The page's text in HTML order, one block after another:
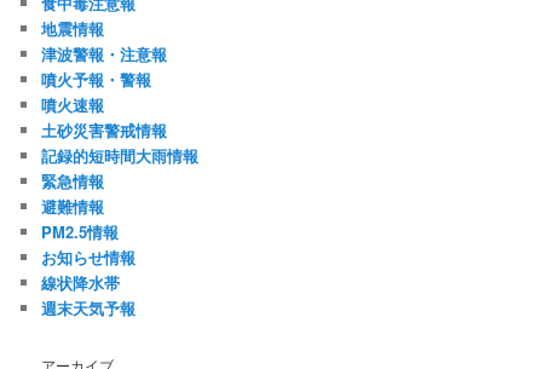
地震情報
津波警報・注意報
噴火予報・警報
噴火速報
土砂災害警戒情報
記録的短時間大雨情報
緊急情報
避難情報
PM2.5情報
お知らせ情報
線状降水帯
週末天気予報
アーカイブ